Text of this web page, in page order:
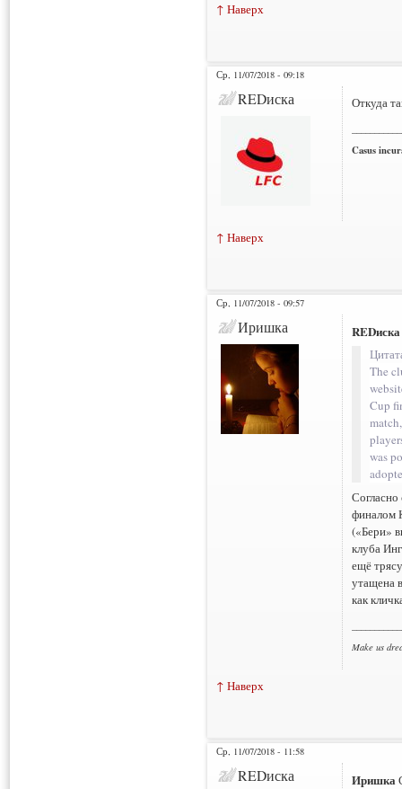
↑ Наверх
Ср, 11/07/2018 - 09:18
REDиска Откуда
Casus
↑ Наверх
Ср, 11/07/2018 - 09:57
Иришка REDиска
The
Cup
was
Согласно
финалом
(«Бери»
клуба
ещё
утащена
как
Make us
↑ Наверх
Ср, 11/07/2018 - 11:58
REDиска Иришка